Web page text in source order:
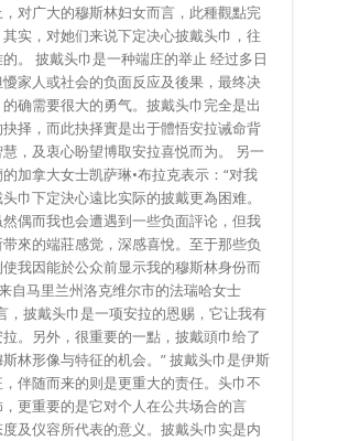
对广大的穆斯林妇女而言，此種觀點完
实，对她们来说下定决心披戴头巾，往
。 披戴头巾是一种端庄的举止 经过多日
家人或社会的负面反应及後果，最终决
确需要很大的勇气。披戴头巾完全是出
择，而此抉择實是出于體悟安拉诫命背
，及衷心盼望博取安拉喜悦而为。 另一
加拿大女士凯萨琳•布拉克表示：“对我
巾下定決心遠比实际的披戴更為困难。
偶而我也会遭遇到一些负面評论，但我
來的端莊感觉，深感喜悅。至于那些负
我因能於公众前显示我的穆斯林身份而
自马里兰州洛克维尔市的法瑞哈女士
，披戴头巾是一项安拉的恩赐，它让我有
。另外，很重要的一點，披戴頭巾给了
林形像与特征的机会。” 披戴头巾是伊斯
伴随而来的则是更重大的责任。头巾不
更重要的是它对个人在公共场合的言
及仪容所代表的意义。披戴头巾实是内